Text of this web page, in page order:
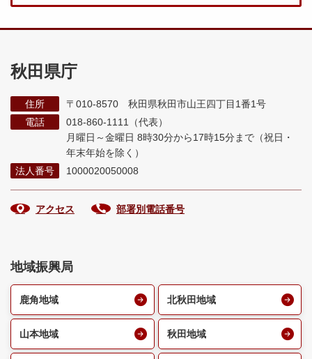
秋田県庁
住所
〒010-8570 秋田県秋田市山王四丁目1番1号
電話
018-860-1111（代表）
月曜日～金曜日 8時30分から17時15分まで （祝日・
年末年始を除く）
法人番号
1000020050008
アクセス 部署別電話番号
地域振興局
鹿角地域 北秋田地域
山本地域 秋田地域